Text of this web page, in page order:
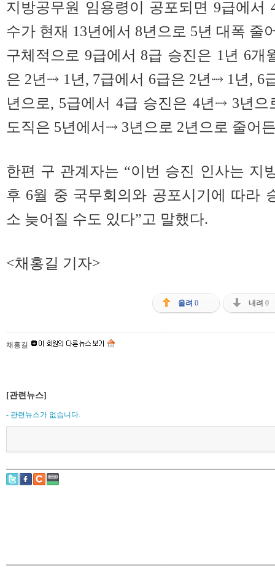
지방공무원 임용령이 공포되면 9급에서
수가 현재 13년에서 8년으로 5년 대폭 줄
구체적으로 9급에서 8급 승진은 1년 6개
은 2년⤑ 1년, 7급에서 6급은 2년⤑ 1년, 6
년으로, 5급에서 4급 승진은 4년⤑ 3년
도직은 5년에서⤑ 3년으로 2년으로 줄어
한편 구 관계자는 “이번 승진 인사는 지
후 6월 중 국무회의와 공포시기에 따라
소 늦어질 수도 있다”고 말했다.
<채홍길 기자>
올려 0 내려 0
채홍길
[관련뉴스]
- 관련뉴스가 없습니다.